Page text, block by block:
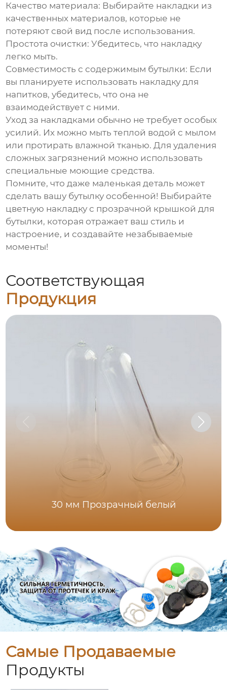
Качество материала: Выбирайте накладки из
качественных материалов, которые не
потеряют свой вид после использования.
Простота очистки: Убедитесь, что накладку
легко мыть.
Совместимость с содержимым бутылки: Если
вы планируете использовать накладку для
напитков, убедитесь, что она не
взаимодействует с ними.
Уход за накладками обычно не требует особых
усилий. Их можно мыть теплой водой с мылом
или протирать влажной тканью. Для удаления
сложных загрязнений можно использовать
специальные моющие средства.
Помните, что даже маленькая деталь может
сделать вашу бутылку особенной! Выбирайте
цветную накладку с прозрачной крышкой для
бутылки, которая отражает ваш стиль и
настроение, и создавайте незабываемые
моменты!
Соответствующая
Продукция
30 мм Прозрачный белый
Самые Продаваемые
Продукты